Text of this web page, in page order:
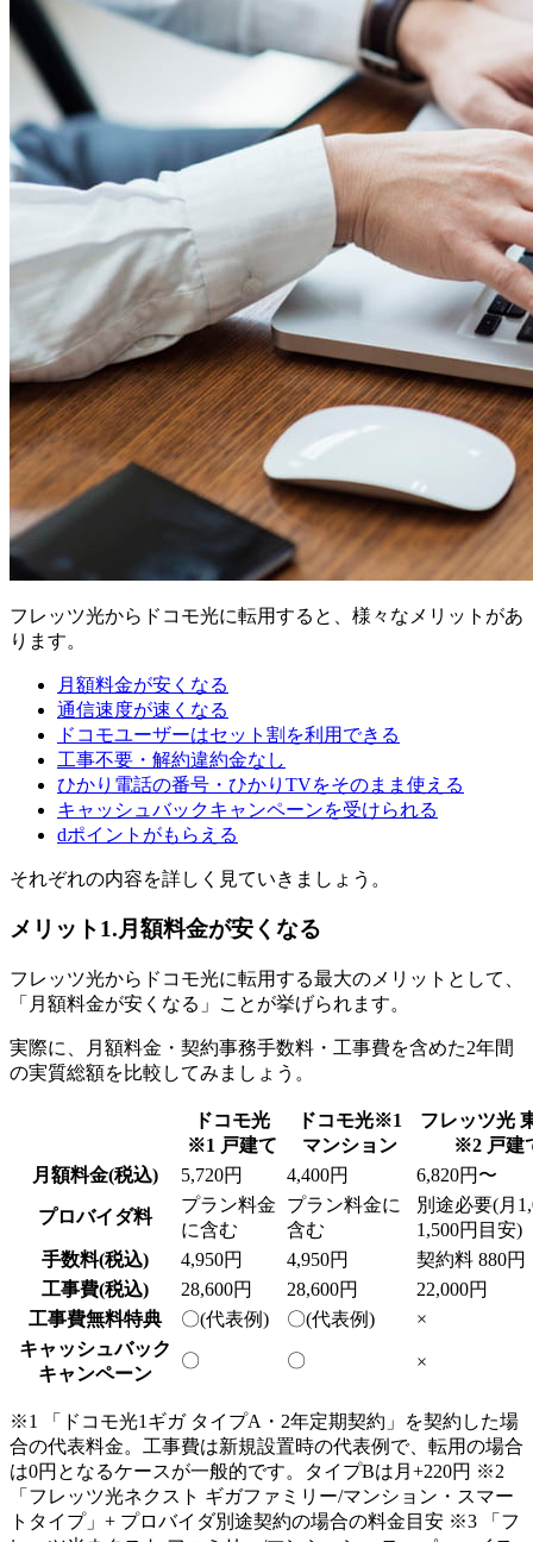
フレッツ光からドコモ光に転用すると、様々なメリットがあ
ります。
月額料金が安くなる
通信速度が速くなる
ドコモユーザーはセット割を利用できる
工事不要・解約違約金なし
ひかり電話の番号・ひかりTVをそのまま使える
キャッシュバックキャンペーンを受けられる
dポイントがもらえる
それぞれの内容を詳しく見ていきましょう。
メリット1.月額料金が安くなる
フレッツ光からドコモ光に転用する最大のメリットとして、
「月額料金が安くなる」ことが挙げられます。
実際に、月額料金・契約事務手数料・工事費を含めた2年間
の実質総額を比較してみましょう。
ドコモ光
※1 戸建て
ドコモ光※1
マンション
フレッツ光
※2 戸建
月額料金(税込)
5,720円 4,400円 6,820円〜
プロバイダ料
プラン料金
に含む
プラン料金に
含む
別途必要(月
1,500円目安)
手数料(税込)
4,950円 4,950円
契約料 880円
工事費(税込)
28,600円 28,600円
22,000円
工事費無料特典
〇(代表例) 〇(代表例)
×
キャッシュバック
キャンペーン
〇 〇 ×
※1 「ドコモ光1ギガ タイプA・2年定期契約」を契約した場
合の代表料金。工事費は新規設置時の代表例で、転用の場合
は0円となるケースが一般的です。タイプBは月+220円 ※2
「フレッツ光ネクスト ギガファミリー/マンション・スマー
トタイプ」+ プロバイダ別途契約の場合の料金目安 ※3 「フ